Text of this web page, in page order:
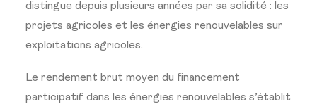
distingue depuis plusieurs années par sa solidité : les
projets agricoles et les énergies renouvelables sur
exploitations agricoles.
Le rendement brut moyen du financement
participatif dans les énergies renouvelables s’établit